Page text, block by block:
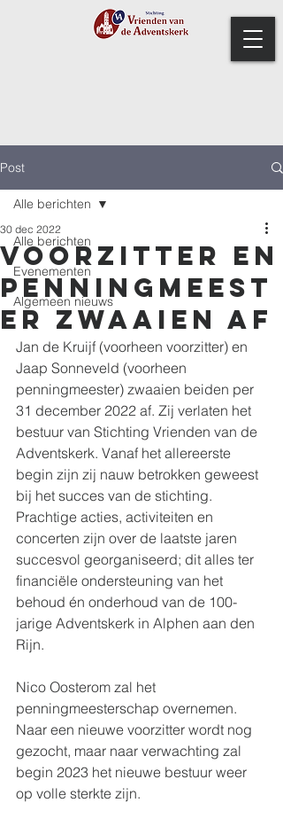
Post
Alle berichten
Evenementen
Algemeen nieuws
Alle berichten
Voorzitter en
penningmeest
er zwaaien af
30 dec 2022
Jan de Kruijf (voorheen voorzitter) en
Jaap Sonneveld (voorheen
penningmeester) zwaaien beiden per
31 december 2022 af. Zij verlaten het
bestuur van Stichting Vrienden van de
Adventskerk. Vanaf het allereerste
begin zijn zij nauw betrokken geweest
bij het succes van de stichting.
Prachtige acties, activiteiten en
concerten zijn over de laatste jaren
succesvol georganiseerd; dit alles ter
financiële ondersteuning van het
behoud én onderhoud van de 100-
jarige Adventskerk in Alphen aan den
Rijn.
Nico Oosterom zal het
penningmeesterschap overnemen.
Naar een nieuwe voorzitter wordt nog
gezocht, maar naar verwachting zal
begin 2023 het nieuwe bestuur weer
op volle sterkte zijn.